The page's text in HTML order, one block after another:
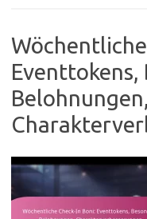
Eventtokens,
Belohnungen,